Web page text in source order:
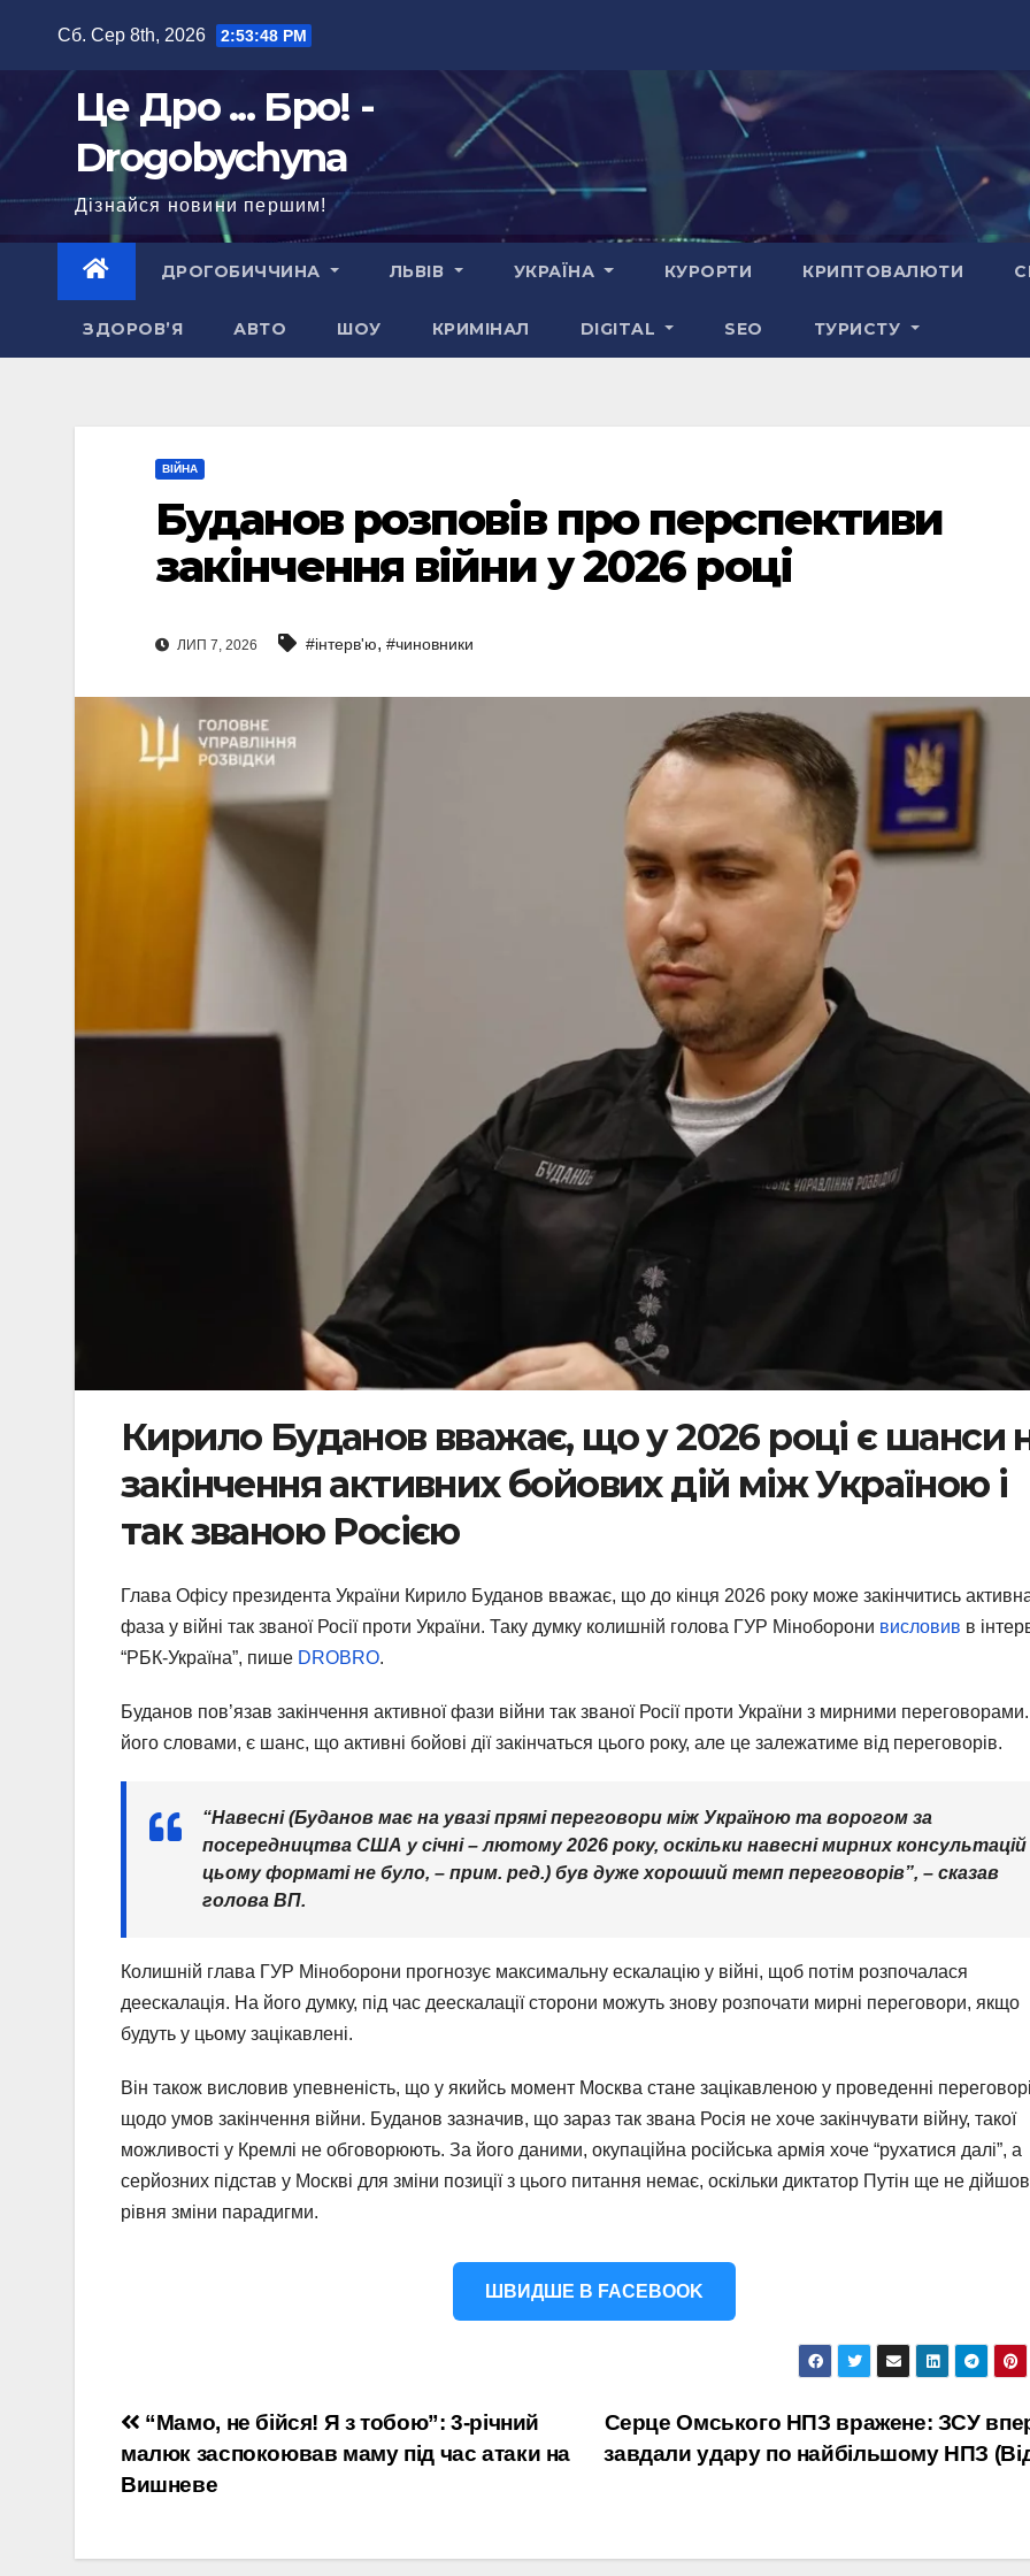
Сб. Сер 8th, 2026 2:53:49 PM
Це Дро ... Бро! -
Drogobychyna
Дізнайся новини першим!
ДРОГОБИЧЧИНА ЛЬВІВ УКРАЇНА КУРОРТИ КРИПТОВАЛЮТИ
ЗДОРОВ’Я АВТО ШОУ КРИМІНАЛ DIGITAL SEO ТУРИСТУ
ВІЙНА
Буданов розповів про перспективи
закінчення війни у 2026 році
ЛИП 7, 2026 #інтерв'ю, #чиновники
Кирило Буданов вважає, що у 2026 році є шанси
закінчення активних бойових дій між Україною і
так званою Росією
Глава Офісу президента України Кирило Буданов вважає, що до кінця 2026 року може закінчитись
фаза у війні так званої Росії проти України. Таку думку колишній голова ГУР Міноборони висловив в
“РБК-Україна”, пише DROBRO.
Буданов пов’язав закінчення активної фази війни так званої Росії проти України з мирними
його словами, є шанс, що активні бойові дії закінчаться цього року, але це залежатиме від переговорів.
“Навесні (Буданов має на увазі прямі переговори між Україною та ворогом за
посередництва США у січні – лютому 2026 року, оскільки навесні мирних консультацій
цьому форматі не було, – прим. ред.) був дуже хороший темп переговорів”, – сказав
голова ВП.
Колишній глава ГУР Міноборони прогнозує максимальну ескалацію у війні, щоб потім розпочалася
деескалація. На його думку, під час деескалації сторони можуть знову розпочати мирні переговори, якщо
будуть у цьому зацікавлені.
Він також висловив упевненість, що у якийсь момент Москва стане зацікавленою у проведенні
щодо умов закінчення війни. Буданов зазначив, що зараз так звана Росія не хоче закінчувати війну, такої
можливості у Кремлі не обговорюють. За його даними, окупаційна російська армія хоче “рухатися далі”, а
серйозних підстав у Москві для зміни позиції з цього питання немає, оскільки диктатор Путін ще не дійшов
рівня зміни парадигми.
ШВИДШЕ В FACEBOOK
Навігація
записів
Серце Омського НПЗ вражене: ЗСУ
завдали удару по найбільшому НПЗ
“Мамо, не бійся! Я з тобою”: 3-річний
малюк заспокоював маму під час атаки на
Вишневе